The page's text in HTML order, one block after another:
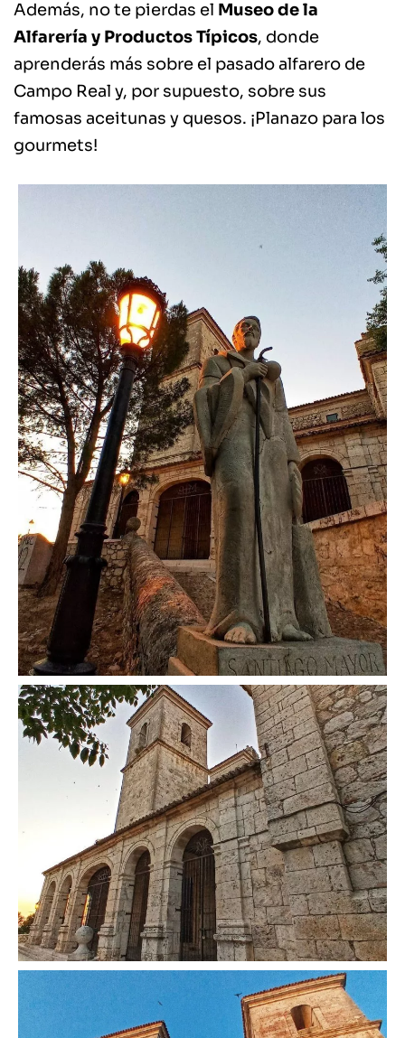
Además, no te pierdas el Museo de la
Alfarería y Productos Típicos, donde
aprenderás más sobre el pasado alfarero de
Campo Real y, por supuesto, sobre sus
famosas aceitunas y quesos. ¡Planazo para los
gourmets!